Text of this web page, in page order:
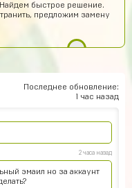
быстрое решение.
предложим замену
Последнее обновление:
1 час назад
на нормальном а
ТО ЭТО НЕ БОТ
2 часа назад
эмаил но за аккаунт